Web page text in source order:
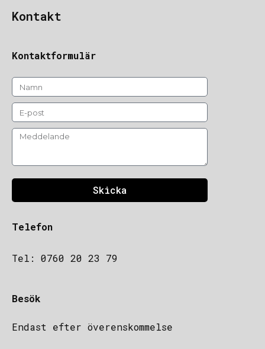
Kontakt
Kontaktformulär
Skicka
Telefon
Tel: 0760 20 23 79
Besök
Endast efter överenskommelse